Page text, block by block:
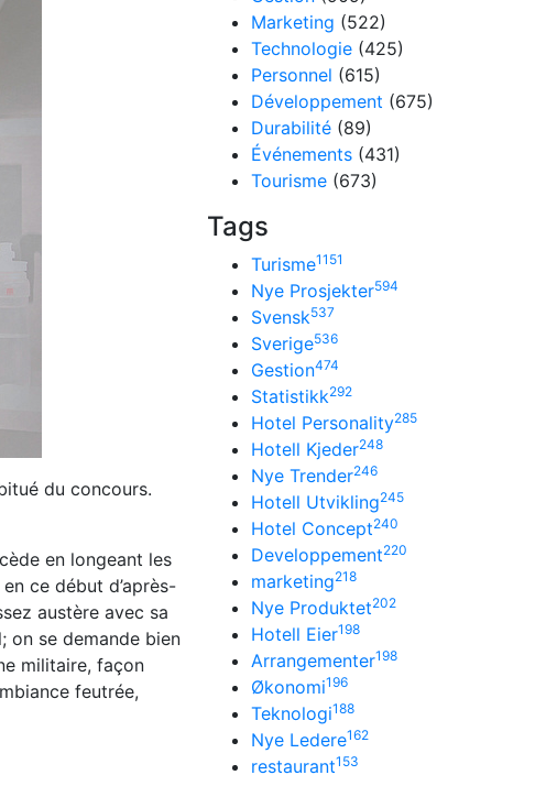
du concours.
en longeant les
ce début d’après-
austère avec sa
on se demande bien
militaire, façon
feutrée,
Marketing (522)
Technologie (425)
Personnel (615)
Développement (675)
Durabilité (89)
Événements (431)
Tourisme (673)
Tags
Turisme1151
Nye Prosjekter594
Svensk537
Sverige536
Gestion474
Statistikk292
Hotel Personality285
Hotell Kjeder248
Nye Trender246
Hotell Utvikling245
Hotel Concept240
Developpement220
marketing218
Nye Produktet202
Hotell Eier198
Arrangementer198
Økonomi196
Teknologi188
Nye Ledere162
restaurant153